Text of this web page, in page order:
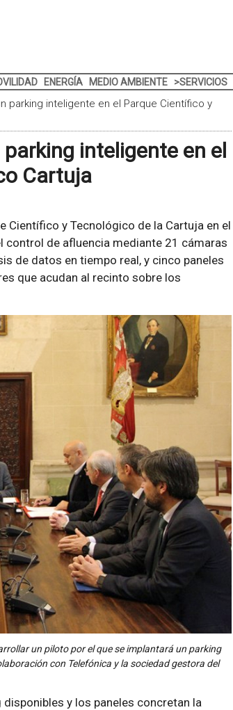
ENERGÍA MEDIO AMBIENTE >SERVICIOS
parking inteligente en el Parque Científico y
inteligente en el
Cartuja
Científico y Tecnológico de la Cartuja en el
control de afluencia mediante 21 cámaras
de datos en tiempo real, y cinco paneles
que acudan al recinto sobre los
un piloto por el que se implantará un parking
con Telefónica y la sociedad gestora del
y los paneles concretan la